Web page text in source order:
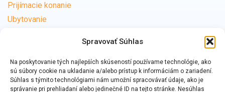
Spravovať Súhlas
Na poskytovanie tých najlepších skúseností používame technológie, ako
sú súbory cookie na ukladanie a/alebo prístup k informáciám o zariadení.
Súhlas s týmito technológiami nám umožní spracovávať údaje, ako je
správanie pri prehliadaní alebo jedinečné ID na tejto stránke. Nesúhlas
Prijímacie konanie
Ubytovanie
Užitočné odkazy
Kontakty na študijné oddelenia
Školné a poplatky